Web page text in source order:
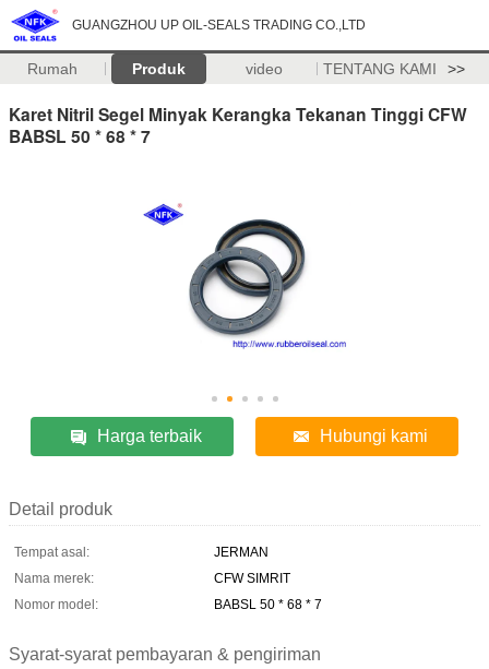
GUANGZHOU UP OIL-SEALS TRADING CO.,LTD
Rumah Produk video TENTANG KAMI >>
Karet Nitril Segel Minyak Kerangka Tekanan Tinggi CFW
BABSL 50 * 68 * 7
Harga terbaik Hubungi kami
Detail produk
Tempat asal:
JERMAN
Nama merek:
CFW SIMRIT
Nomor model:
BABSL 50 * 68 * 7
Syarat-syarat pembayaran & pengiriman